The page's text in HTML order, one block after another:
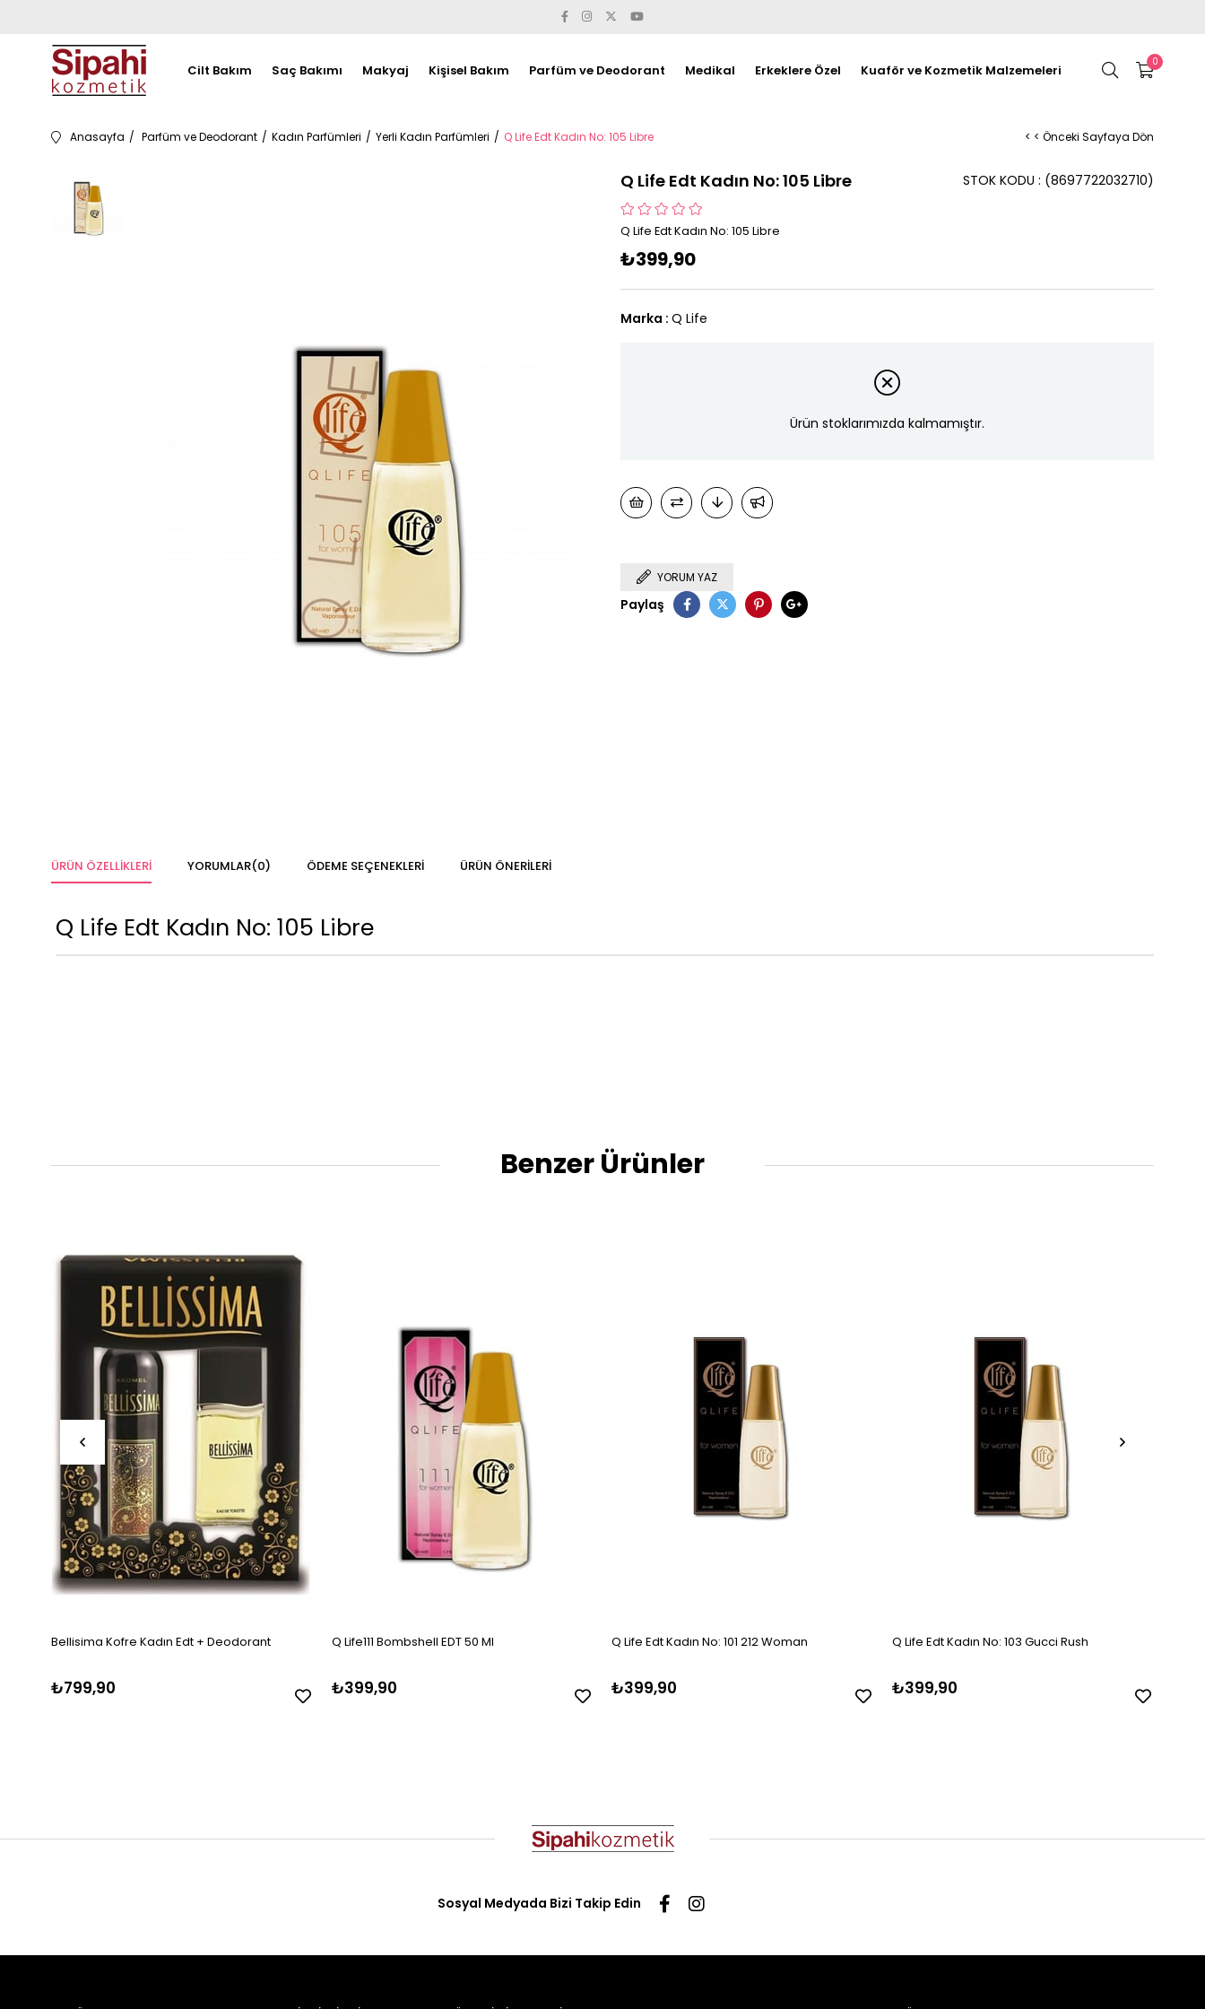
0
Cilt Bakım Saç Bakımı Makyaj Kişisel Bakım Parfüm ve Deodorant Medikal Erkeklere Özel Kuaför ve Kozmetik Malzemeleri
Anasayfa Parfüm ve Deodorant Kadın Parfümleri Yerli Kadın Parfümleri Q Life Edt Kadın No: 105 Libre < < Önceki Sayfaya Dön
Q Life Edt Kadın No: 105 Libre STOK KODU (8697722032710)
Q Life Edt Kadın No: 105 Libre
₺399,90
Marka : Q Life
Ürün stoklarımızda kalmamıştır.
YORUM YAZ
Paylaş
ÜRÜN ÖZELLIKLERI YORUMLAR(0) ÖDEME SEÇENEKLERI ÜRÜN ÖNERILERI
Q Life Edt Kadın No: 105 Libre
Benzer Ürünler
Bellisima Kofre Kadın Edt + Deodorant
₺799,90
Q Life111 Bombshell EDT 50 Ml
₺399,90
Q Life Edt Kadın No: 101 212 Woman
₺399,90
Q Life Edt Kadın No: 103 Gucci Rush
₺399,90
Sosyal Medyada Bizi Takip Edin